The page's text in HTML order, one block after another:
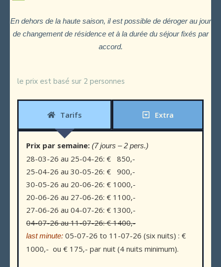
En dehors de la haute saison, il est possible de déroger au jour
de changement de résidence et à la durée du séjour fixés par
accord.
le prix est basé sur 2 personnes
Tarifs Extra
Prix ​​par semaine: (7 jours – 2 pers.)
28-03-26 au 25-04-26: € 850,-
25-04-26 au 30-05-26: € 900,-
30-05-26 au 20-06-26: € 1000,-
20-06-26 au 27-06-26: € 1100,-
27-06-26 au 04-07-26: € 1300,-
04-07-26 au 11-07-26: € 1400,-
last minute: 05-07-26 to 11-07-26 (six nuits) : €
1000,- ou € 175,- par nuit (4 nuits minimum).